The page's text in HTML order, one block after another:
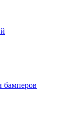
бамперов